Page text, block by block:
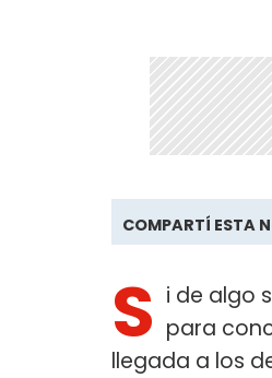
COMPARTÍ ESTA
S i de algo
para
llegada a los